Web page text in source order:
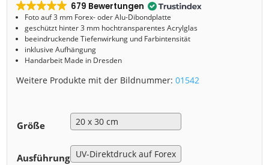
679 Bewertungen
Foto auf 3 mm Forex- oder Alu-Dibondplatte
geschützt hinter 3 mm hochtransparentes Acrylglas
beeindruckende Tiefenwirkung und Farbintensität
inklusive Aufhängung
Handarbeit Made in Dresden
Weitere Produkte mit der Bildnummer:01542
Größe
Ausführung